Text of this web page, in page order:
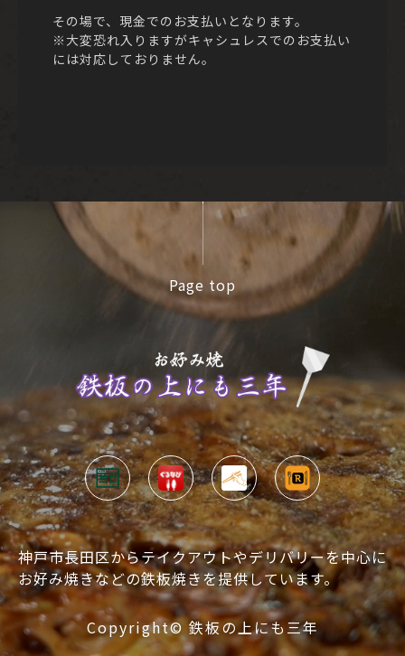
その場で、現金でのお支払いとなります。
※大変恐れ入りますがキャシュレスでのお支払い
には対応しておりません。
Page top
神戸市長田区からテイクアウトやデリバリーを中心に
お好み焼きなどの鉄板焼きを提供しています。
Copyright© 鉄板の上にも三年